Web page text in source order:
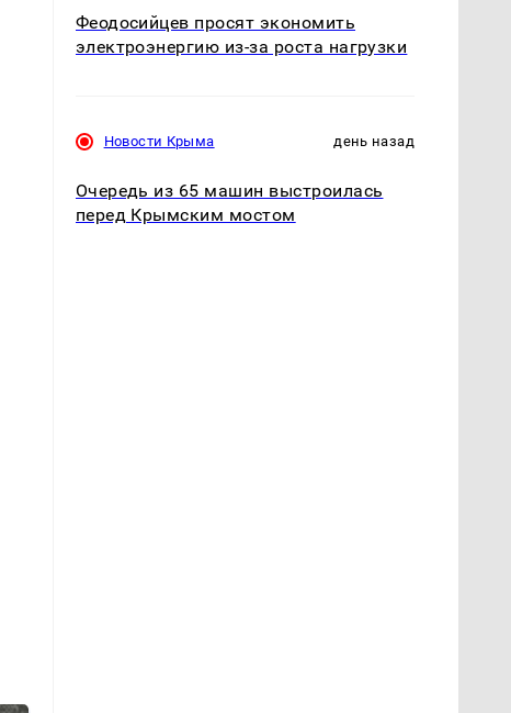
Феодосийцев просят экономить
электроэнергию из-за роста нагрузки
Новости Крыма день назад
Очередь из 65 машин выстроилась
перед Крымским мостом